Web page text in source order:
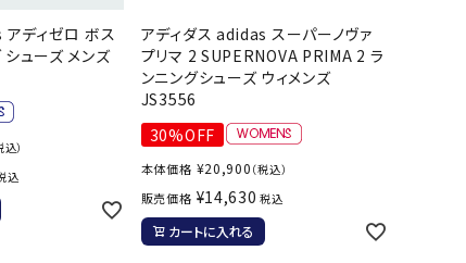
ップ
セサリー
ーツ
ランニングウェア
ランニングタイツ
ランニングキャップ
ランニングバッグ・ポーチ
その他アクセサリー
アウトドア
Nittak
Ocean
Pacifi
ogaw
Prince PUMA
ディゼロ ボス
シューズ メンズ
込）
込
アディダス adidas スーパーノヴァ
プリマ 2 SUPERNOVA PRIMA 2 ラ
ンニングシューズ ウィメンズ
JS3556
30%OFF
本体価格 ¥20,900 （税込）
販売価格 ¥14,630 税込
カートに入れる